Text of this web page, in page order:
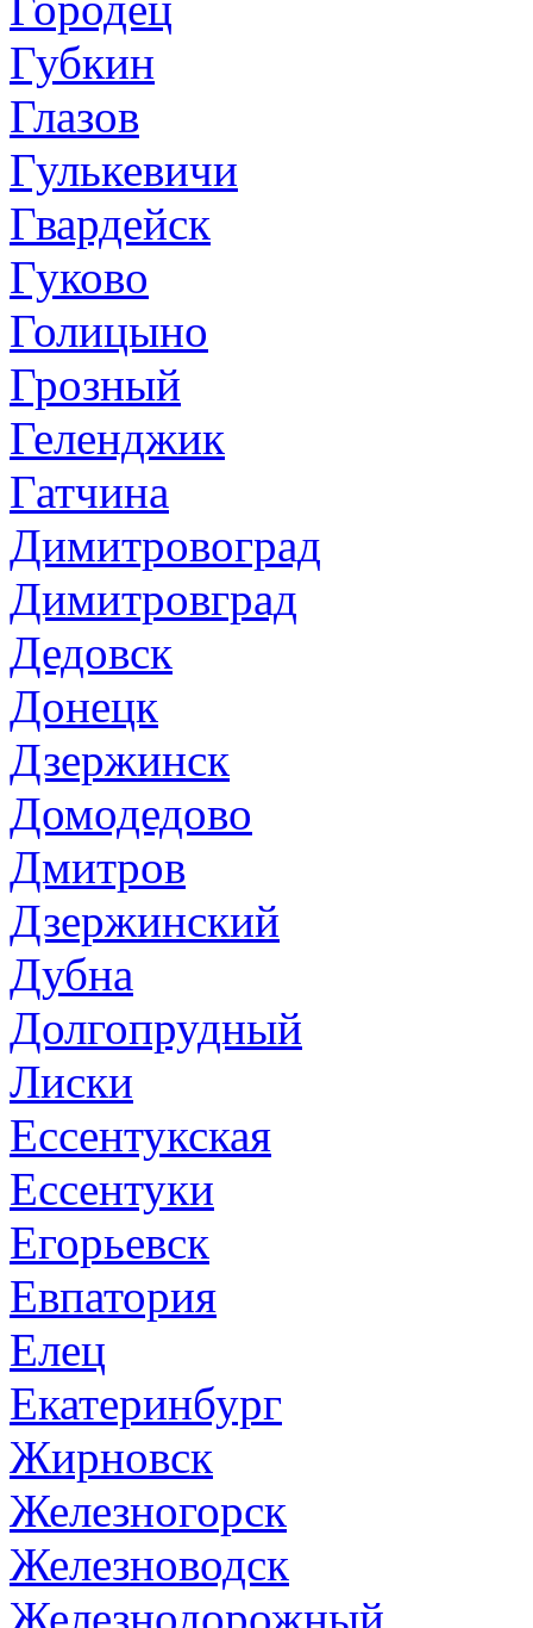
Губкин
Глазов
Гулькевичи
Гвардейск
Гуково
Голицыно
Грозный
Геленджик
Гатчина
Димитровоград
Димитровград
Дедовск
Донецк
Дзержинск
Домодедово
Дмитров
Дзержинский
Дубна
Долгопрудный
Лиски
Ессентукская
Ессентуки
Егорьевск
Евпатория
Елец
Екатеринбург
Жирновск
Железногорск
Железноводск
Железнодорожный